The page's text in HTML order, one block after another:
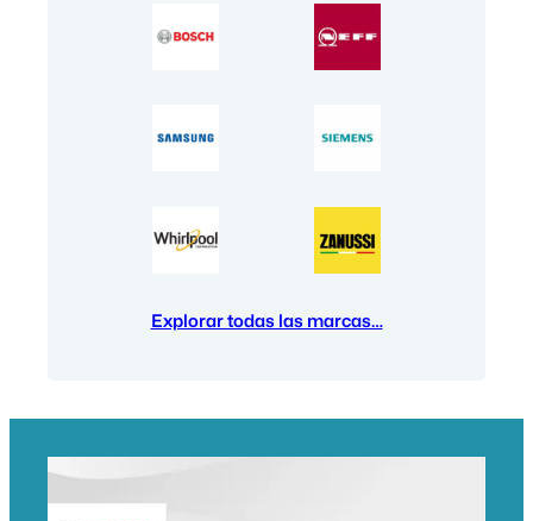
Explorar todas las marcas…